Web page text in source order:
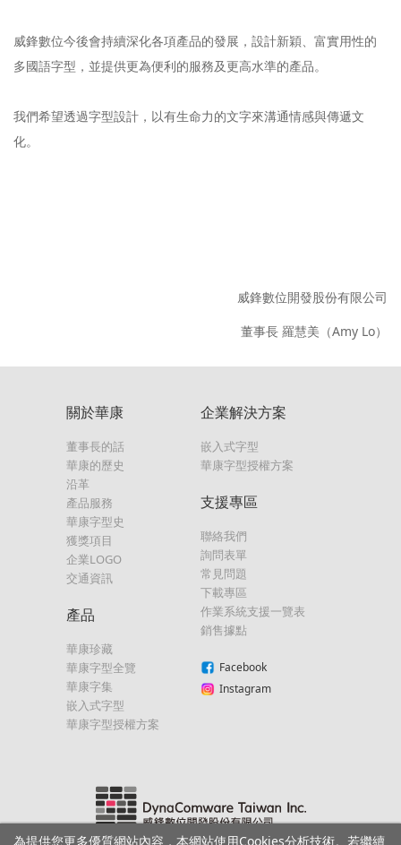
為提供您更多優質網站內容，本網站使用Cookies分析技術。若繼續
威鋒數位今後會持續深化各項產品的發展，設計新穎、富實用性的
多國語字型，並提供更為便利的服務及更高水準的產品。
我們希望透過字型設計，以有生命力的文字來溝通情感與傳遞文
化。
威鋒數位開發股份有限公司
董事長 羅慧美（Amy Lo）
關於華康
董事長的話
華康的歷史
沿革
產品服務
華康字型史
獲獎項目
企業LOGO
交通資訊
產品
華康珍藏
華康字型全覽
華康字集
嵌入式字型
華康字型授權方案
企業解決方案
嵌入式字型
華康字型授權方案
支援專區
聯絡我們
詢問表單
常見問題
下載專區
作業系統支援一覽表
銷售據點
Facebook
Instagram